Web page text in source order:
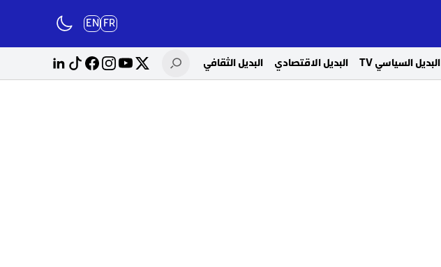
FR
EN
البديل السياسي TV البديل الاقتصادي البديل الثقافي